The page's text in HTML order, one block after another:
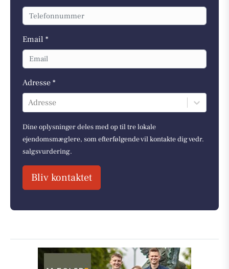
Email *
Adresse *
Adresse
Dine oplysninger deles med op til tre lokale
ejendomsmæglere, som efterfølgende vil kontakte dig vedr.
salgsvurdering.
Bliv kontaktet